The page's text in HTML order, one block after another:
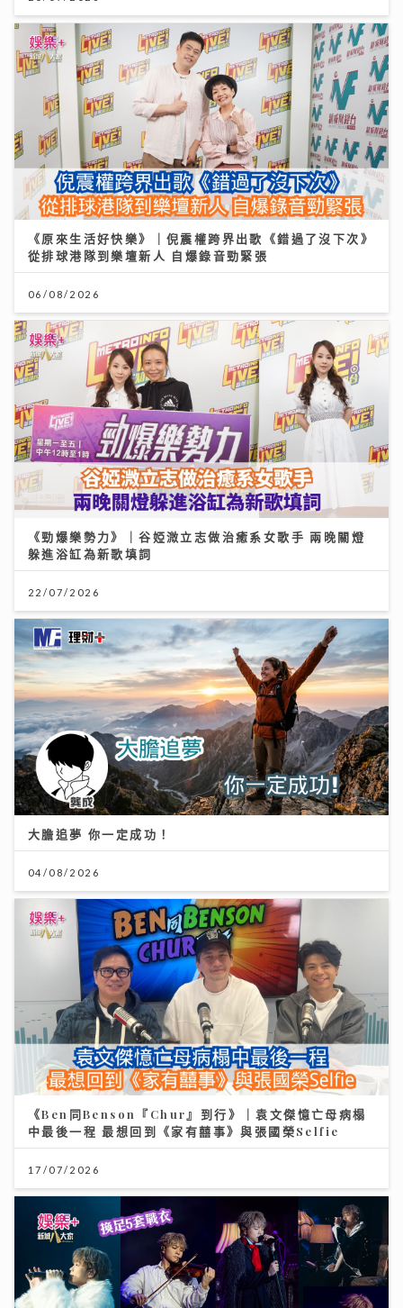
《原來生活好快樂》｜倪震權跨界出歌《錯過了沒下次》
從排球港隊到樂壇新人 自爆錄音勁緊張
06/08/2026
《勁爆樂勢力》｜谷婭溦立志做治癒系女歌手 兩晚關燈
躲進浴缸為新歌填詞
22/07/2026
大膽追夢 你一定成功！
04/08/2026
《Ben同Benson『Chur』到行》｜袁文傑憶亡母病榻
中最後一程 最想回到《家有囍事》與張國榮Selfie
17/07/2026